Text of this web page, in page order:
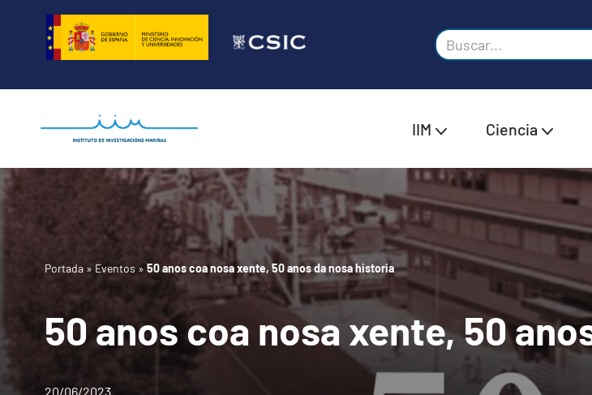
Saltar
contenido
IIM Ciencia
Portada » Eventos » 50 anos coa nosa xente, 50 anos da nosa historia
50 anos coa nosa xente, 50
20/06/2023